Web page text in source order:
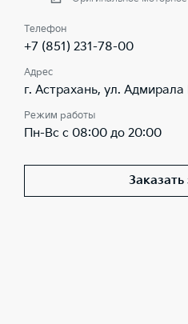
Телефон
+7 (851) 231-78-00
Адрес
г. Астрахань, ул.
Режим работы
Пн-Вс с 08:00 до 20:00